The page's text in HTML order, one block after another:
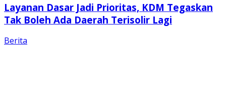
Layanan Dasar Jadi Prioritas, KDM Tegaskan
Tak Boleh Ada Daerah Terisolir Lagi
Berita